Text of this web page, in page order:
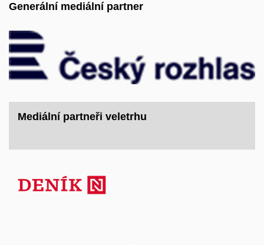
Generální mediální partner
Mediální partneři veletrhu